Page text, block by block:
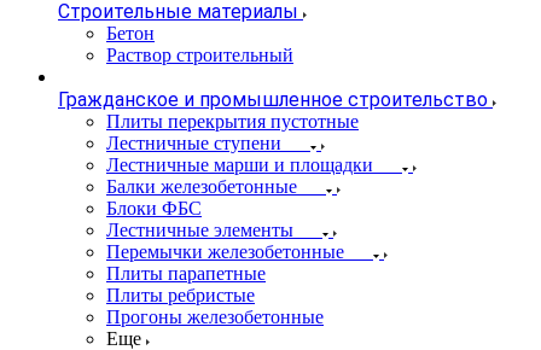
Строительные материалы
Бетон
Раствор строительный
Гражданское и промышленное строительство
Плиты перекрытия пустотные
Лестничные ступени
Лестничные марши и площадки
Балки железобетонные
Блоки ФБС
Лестничные элементы
Перемычки железобетонные
Плиты парапетные
Плиты ребристые
Прогоны железобетонные
Еще